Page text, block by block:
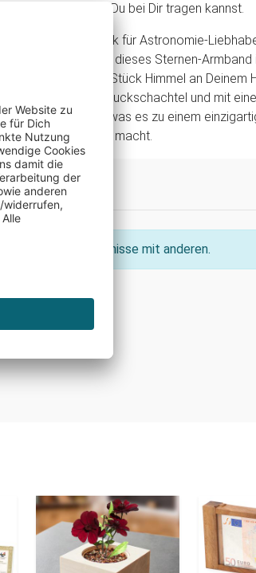
Geschichte, das Du bei Dir tragen kannst.
Geschenk für Astronomie-
Schmuck Begleiter, dieses Sternen-Armband
sondern ein Stück Himmel an Deinem
eleganten Schmuckschachtel und mit
geliefert, was es zu einem
Geschenk macht.
teil Deine Erkenntnisse mit anderen.